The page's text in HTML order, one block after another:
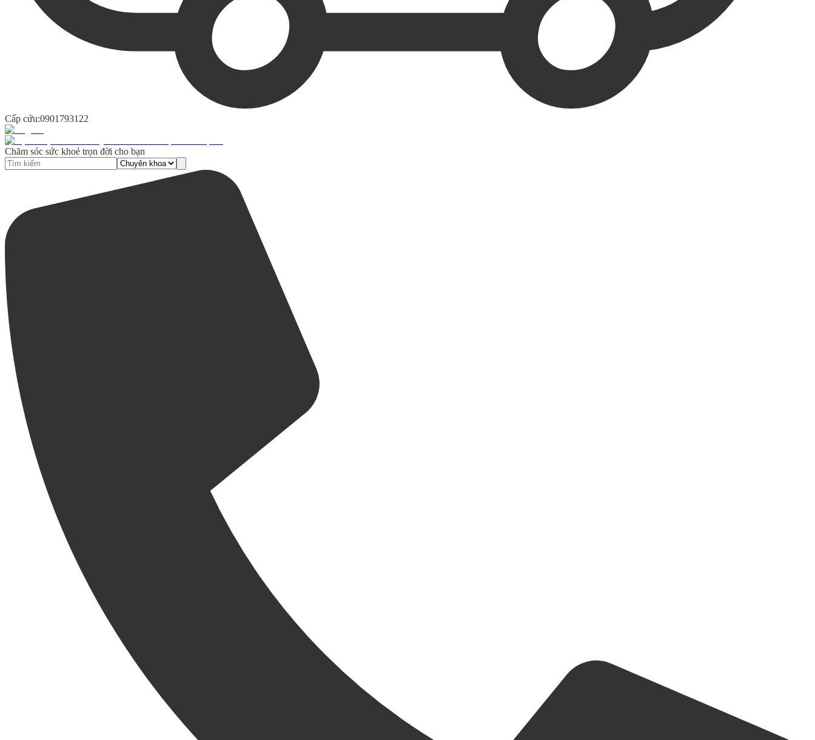
Cấp cứu:0901793122
Chăm sóc sức khoẻ trọn đời cho bạn